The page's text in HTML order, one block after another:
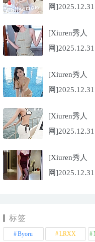
网
[82P/
[Xiuren秀人
网
[Xiuren秀人
网
[81P/
[Xiuren秀人
网
[Xiuren秀人
网
标签
Byoru LRXX